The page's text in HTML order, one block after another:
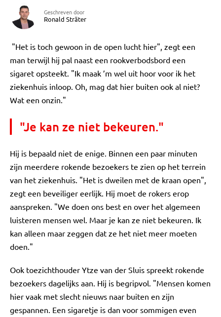
Geschreven door
Ronald Sträter
"Het is toch gewoon in de open lucht hier", zegt een
man terwijl hij pal naast een rookverbodsbord een
sigaret opsteekt. "Ik maak ’m wel uit hoor voor ik het
ziekenhuis inloop. Oh, mag dat hier buiten ook al niet?
Wat een onzin."
"Je kan ze niet bekeuren."
Hij is bepaald niet de enige. Binnen een paar minuten
zijn meerdere rokende bezoekers te zien op het terrein
van het ziekenhuis. "Het is dweilen met de kraan open",
zegt een beveiliger eerlijk. Hij moet de rokers erop
aanspreken. "We doen ons best en over het algemeen
luisteren mensen wel. Maar je kan ze niet bekeuren. Ik
kan alleen maar zeggen dat ze het niet meer moeten
doen."
Ook toezichthouder Ytze van der Sluis spreekt rokende
bezoekers dagelijks aan. Hij is begripvol. "Mensen komen
hier vaak met slecht nieuws naar buiten en zijn
gespannen. Een sigaretje is dan voor sommigen even